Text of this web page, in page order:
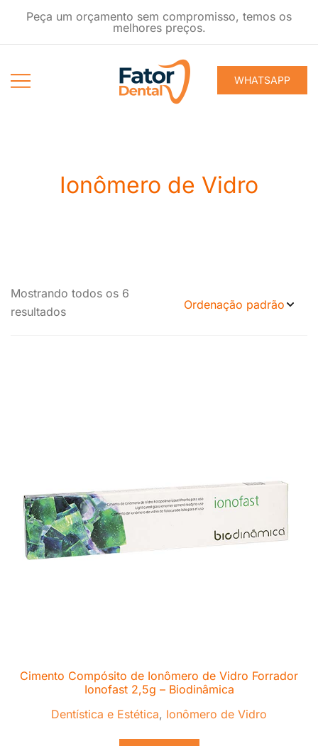
Peça um orçamento sem compromisso, temos os
melhores preços.
WHATSAPP
Ionômero de Vidro
Mostrando todos os 6
resultados
Cimento Compósito de Ionômero de Vidro Forrador
Ionofast 2,5g – Biodinâmica
Dentística e Estética, Ionômero de Vidro